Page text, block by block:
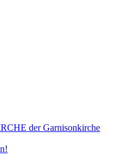
der Garnisonkirche